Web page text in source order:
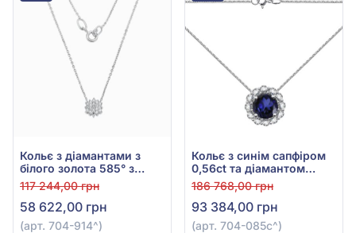
Кольє з діамантами з
білого золота 585° з
діамантом 0,2ct, арт.
704-914
117 244,00 грн
58 622,00 грн
(арт. 704-914^)
Кольє з синім сапфіром
0,56ct та діамантом
0,18ct із білого золота
585°, арт. 704-085с
186 768,00 грн
93 384,00 грн
(арт. 704-085с^)